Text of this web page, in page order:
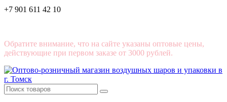
+7 901 611 42 10
Обратите внимание, что на сайте указаны оптовые цены,
действующие при первом заказе от 3000 рублей.